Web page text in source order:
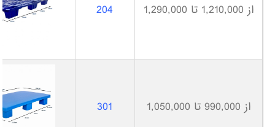
از 1,210,000 تا 1,290,000 204
از 990,000 تا 1,050,000 301